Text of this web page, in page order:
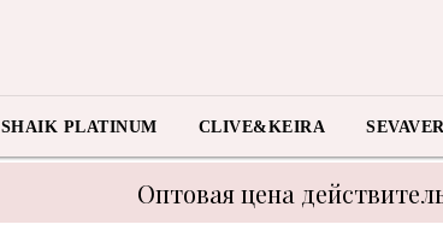
SHAIK PLATINUM CLIVE&KEIRA
Оптовая цена
В связи с техническими